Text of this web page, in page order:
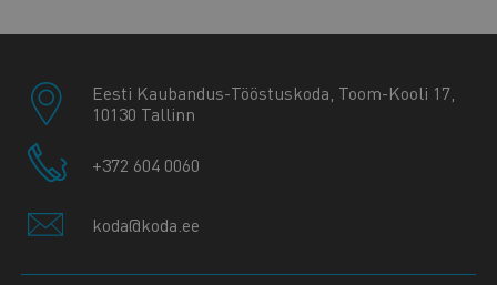
Eesti Kaubandus-Tööstuskoda, Toom-Kooli 17,
10130 Tallinn
+372 604 0060
koda@koda.ee